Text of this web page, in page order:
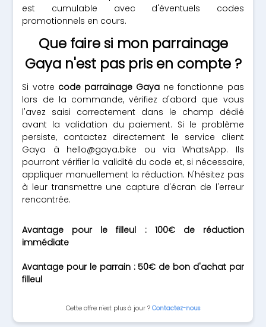
est cumulable avec d'éventuels codes
promotionnels en cours.
Que faire si mon parrainage
Gaya n'est pas pris en compte ?
Si votre code parrainage Gaya ne fonctionne pas
lors de la commande, vérifiez d'abord que vous
l'avez saisi correctement dans le champ dédié
avant la validation du paiement. Si le problème
persiste, contactez directement le service client
Gaya à hello@gaya.bike ou via WhatsApp. Ils
pourront vérifier la validité du code et, si nécessaire,
appliquer manuellement la réduction. N'hésitez pas
à leur transmettre une capture d'écran de l'erreur
rencontrée.
Avantage pour le filleul : 100€ de réduction
immédiate
Avantage pour le parrain : 50€ de bon d'achat par
filleul
Cette offre n'est plus à jour ? Contactez-nous